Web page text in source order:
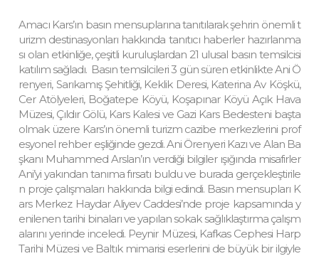
Amacı Kars’ın basın mensuplarına tanıtılarak şehrin önemli t
urizm destinasyonları hakkında tanıtıcı haberler hazırlanma
sı olan etkinliğe, çeşitli kuruluşlardan 21 ulusal basın temsilcisi
katılım sağladı. Basın temsilcileri 3 gün süren etkinlikte Ani Ö
renyeri, Sarıkamış Şehitliği, Keklik Deresi, Katerina Av Köşkü,
Cer Atölyeleri, Boğatepe Köyü, Koşapınar Köyü Açık Hava
Müzesi, Çıldır Gölü, Kars Kalesi ve Gazi Kars Bedesteni başta
olmak üzere Kars’ın önemli turizm cazibe merkezlerini prof
esyonel rehber eşliğinde gezdi. Ani Örenyeri Kazı ve Alan Ba
şkanı Muhammed Arslan’ın verdiği bilgiler ışığında misafirler
Ani’yi yakından tanıma fırsatı buldu ve burada gerçekleştirile
n proje çalışmaları hakkında bilgi edindi. Basın mensupları K
ars Merkez Haydar Aliyev Caddesi’nde proje kapsamında y
enilenen tarihi binaları ve yapılan sokak sağlıklaştırma çalışm
alarını yerinde inceledi. Peynir Müzesi, Kafkas Cephesi Harp
Tarihi Müzesi ve Baltık mimarisi eserlerini de büyük bir ilgiyle